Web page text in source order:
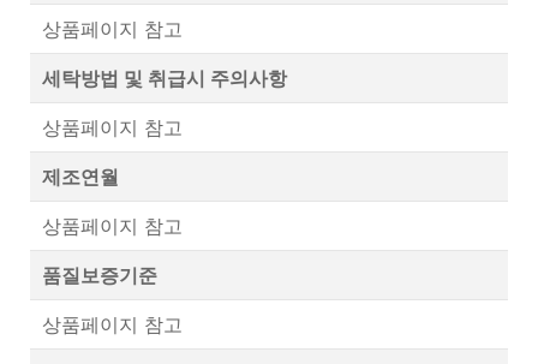
상품페이지 참고
세탁방법 및 취급시 주의사항
상품페이지 참고
제조연월
상품페이지 참고
품질보증기준
상품페이지 참고